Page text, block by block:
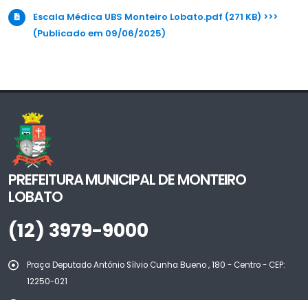
Escala Médica UBS Monteiro Lobato.pdf (271 KB) >>>
(Publicado em 09/06/2025)
PREFEITURA MUNICIPAL DE MONTEIRO
LOBATO
(12) 3979-9000
Praça Deputado Antônio Sílvio Cunha Bueno , 180 - Centro - CEP:
12250-021